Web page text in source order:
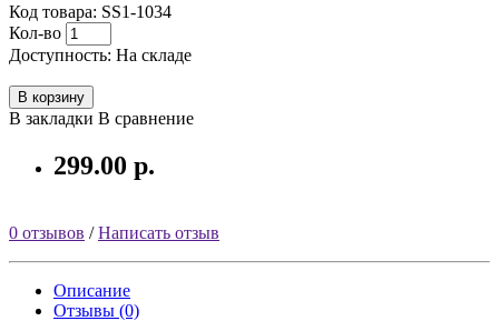
Код товара: SS1-1034
Кол-во
Доступность: На складе
В корзину
В закладки В сравнение
299.00 р.
0 отзывов /Написать отзыв
Описание
Отзывы (0)